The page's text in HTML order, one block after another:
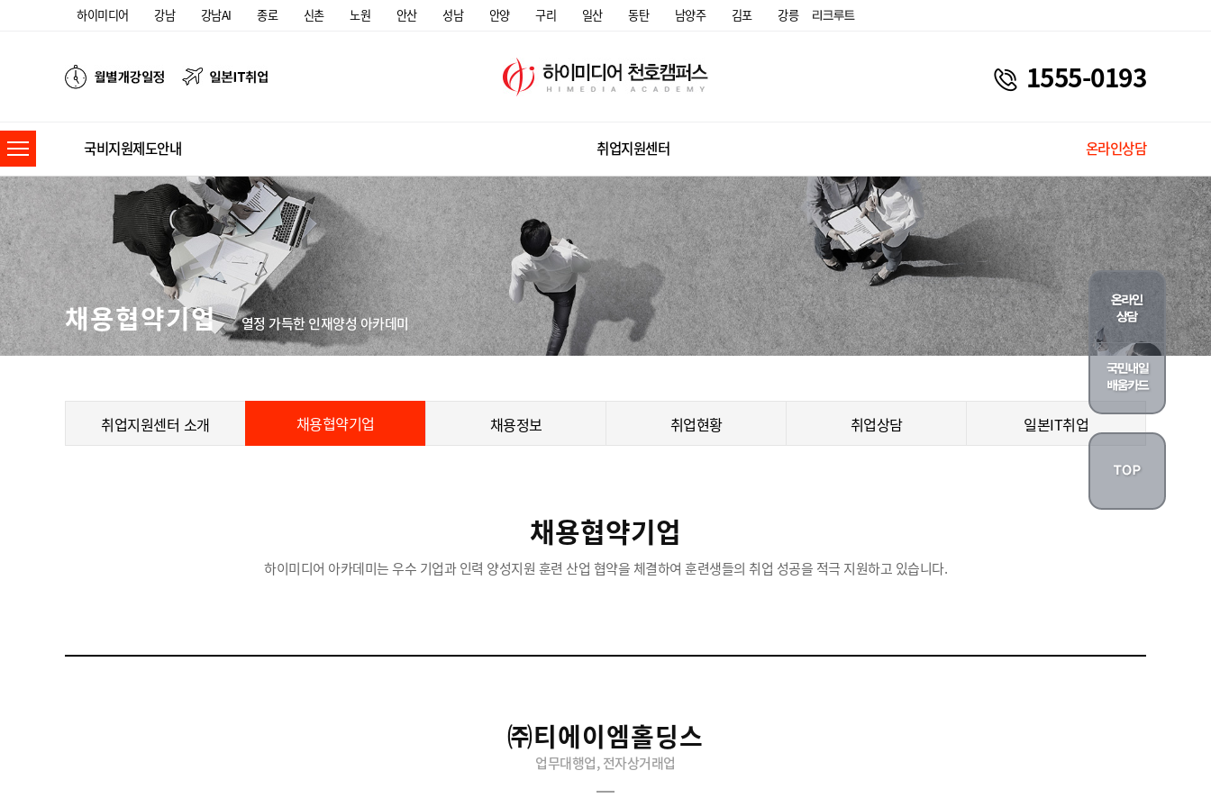
하이미디어 강남 강남AI 종로 신촌 노원 안산 성남 안양 구리 일산 동탄 남양주 김포 강릉
1555-0193
국비지원제도안내 취업지원센터 온라인상담
채용협약기업 열정 가득한 인재양성 아카데미
취업지원센터 소개 채용협약기업 채용정보 취업현황 취업상담 일본IT취업
채용협약기업
하이미디어 아카데미는 우수 기업과 인력 양성지원 훈련 산업 협약을 체결하여 훈련생들의 취업 성공을 적극 지원하고 있습니다.
㈜티에이엠홀딩스
업무대행업, 전자상거래업